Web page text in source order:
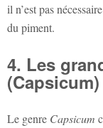
il n’est pas
du piment.
4. Les
(Capsicum)
Le genre Capsicum